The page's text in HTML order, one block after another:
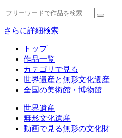
さらに詳細検索
トップ
作品一覧
カテゴリで見る
世界遺産と無形文化遺産
全国の美術館・博物館
世界遺産
無形文化遺産
動画で見る無形の文化財